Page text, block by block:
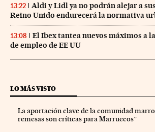
13:22
Aldi y Lidl ya no podrán alejar a
Reino Unido endurecerá la normativa
13:08
El Ibex tantea nuevos máximos a
de empleo de EE UU
LO MÁS VISTO
La aportación clave de la comunidad
remesas son críticas para Marruecos”